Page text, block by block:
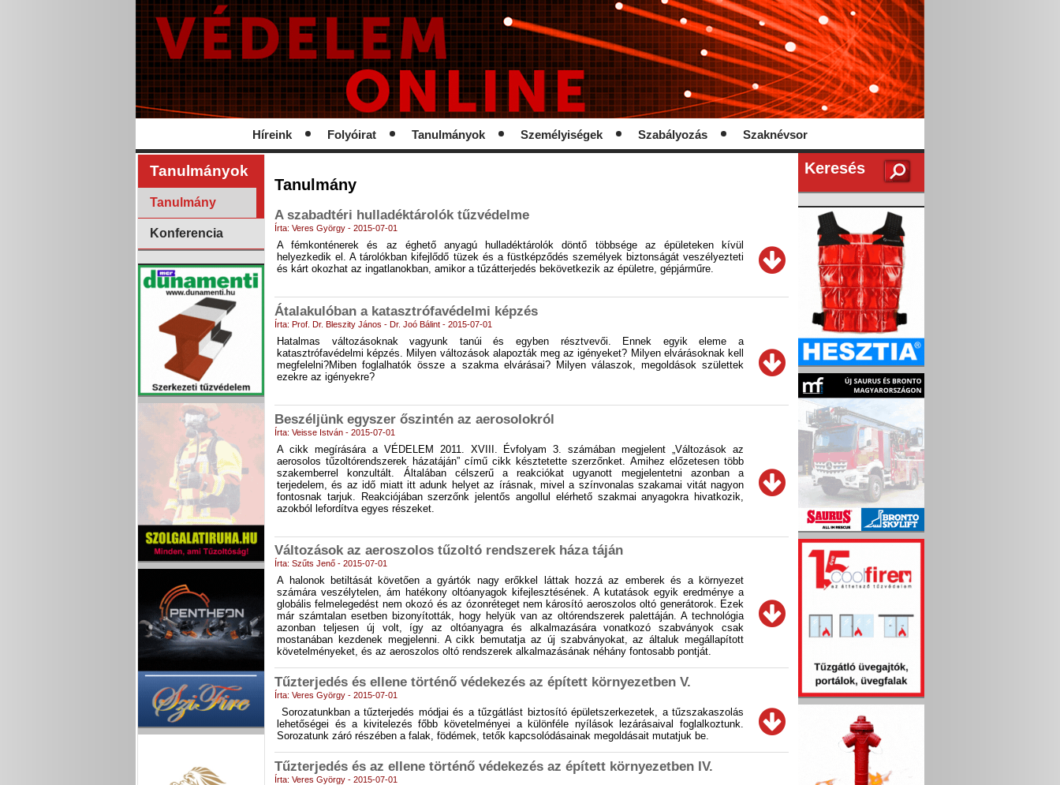
Híreink Folyóirat Tanulmányok Személyiségek Szabályozás Szaknévsor
Tanulmányok
Tanulmány
Konferencia
Tanulmány
A szabadtéri hulladéktárolók tűzvédelme
Írta: Veres György - 2015-07-01
A fémkonténerek és az éghető anyagú hulladéktárolók döntő többsége az épületeken kívül
helyezkedik el. A tárolókban kifejlődő tüzek és a füstképződés személyek biztonságát veszélyezteti
és kárt okozhat az ingatlanokban, amikor a tűzátterjedés bekövetkezik az épületre, gépjárműre.
Átalakulóban a katasztrófavédelmi képzés
Írta: Prof. Dr. Bleszity János - Dr. Joó Bálint - 2015-07-01
Hatalmas változásoknak vagyunk tanúi és egyben résztvevői. Ennek egyik eleme a
katasztrófavédelmi képzés. Milyen változások alapozták meg az igényeket? Milyen elvárásoknak kell
megfelelni?Miben foglalhatók össze a szakma elvárásai? Milyen válaszok, megoldások születtek
ezekre az igényekre?
Beszéljünk egyszer őszintén az aerosolokról
Írta: Veisse István - 2015-07-01
A cikk megírására a VÉDELEM 2011. XVIII. Évfolyam 3. számában megjelent „Változások az
aerosolos tűzoltórendszerek házatáján” című cikk késztetette szerzőnket. Amihez előzetesen több
szakemberrel konzultált. Általában célszerű a reakciókat ugyanott megjelentetni azonban a
terjedelem, és az idő miatt itt adunk helyet az írásnak, mivel a színvonalas szakamai vitát nagyon
fontosnak tarjuk. Reakciójában szerzőnk jelentős angollul elérhető szakmai anyagokra hivatkozik,
azokból lefordítva egyes részeket.
Változások az aeroszolos tűzoltó rendszerek háza táján
Írta: Szűts Jenő - 2015-07-01
A halonok betiltását követően a gyártók nagy erőkkel láttak hozzá az emberek és a környezet
számára veszélytelen, ám hatékony oltóanyagok kifejlesztésének. A kutatások egyik eredménye a
globális felmelegedést nem okozó és az ózonréteget nem károsító aeroszolos oltó generátorok. Ezek
már számtalan esetben bizonyították, hogy helyük van az oltórendszerek palettáján. A technológia
azonban teljesen új volt, így az oltóanyagra és alkalmazására vonatkozó szabványok csak
mostanában kezdenek megjelenni. A cikk bemutatja az új szabványokat, az általuk megállapított
követelményeket, és az aeroszolos oltó rendszerek alkalmazásának néhány fontosabb pontját.
Tűzterjedés és ellene történő védekezés az épített környezetben V.
Írta: Veres György - 2015-07-01
Sorozatunkban a tűzterjedés módjai és a tűzgátlást biztosító épületszerkezetek, a tűzszakaszolás
lehetőségei és a kivitelezés főbb követelményei a különféle nyílások lezárásaival foglalkoztunk.
Sorozatunk záró részében a falak, födémek, tetők kapcsolódásainak megoldásait mutatjuk be.
Tűzterjedés és az ellene történő védekezés az épített környezetben IV.
Írta: Veres György - 2015-07-01
Keresés